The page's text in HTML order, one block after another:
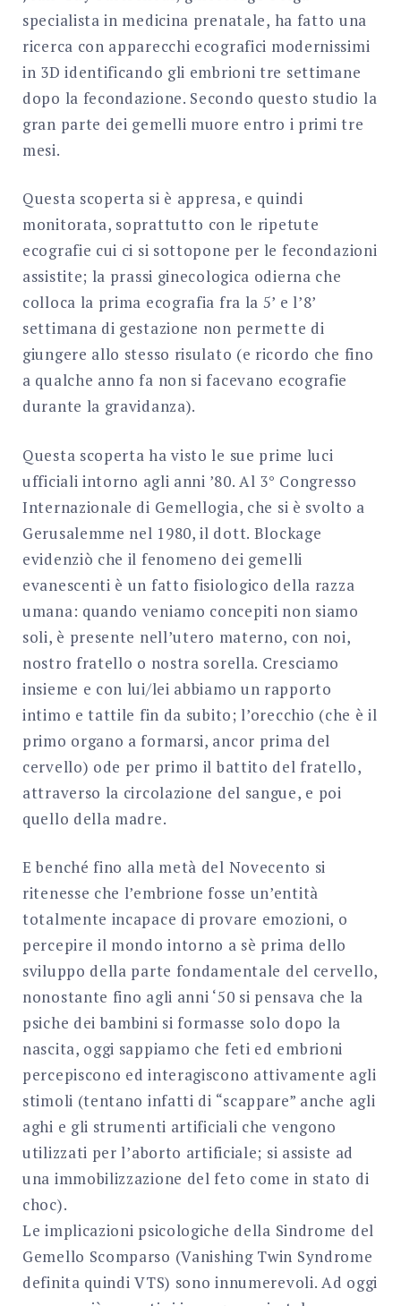
specialista in medicina prenatale, ha fatto una
ricerca con apparecchi ecografici modernissimi
in 3D identificando gli embrioni tre settimane
dopo la fecondazione. Secondo questo studio la
gran parte dei gemelli muore entro i primi tre
mesi.
Questa scoperta si è appresa, e quindi
monitorata, soprattutto con le ripetute
ecografie cui ci si sottopone per le fecondazioni
assistite; la prassi ginecologica odierna che
colloca la prima ecografia fra la 5’ e l’8’
settimana di gestazione non permette di
giungere allo stesso risulato (e ricordo che fino
a qualche anno fa non si facevano ecografie
durante la gravidanza).
Questa scoperta ha visto le sue prime luci
ufficiali intorno agli anni ’80. Al 3° Congresso
Internazionale di Gemellogia, che si è svolto a
Gerusalemme nel 1980, il dott. Blockage
evidenziò che il fenomeno dei gemelli
evanescenti è un fatto fisiologico della razza
umana: quando veniamo concepiti non siamo
soli, è presente nell’utero materno, con noi,
nostro fratello o nostra sorella. Cresciamo
insieme e con lui/lei abbiamo un rapporto
intimo e tattile fin da subito; l’orecchio (che è il
primo organo a formarsi, ancor prima del
cervello) ode per primo il battito del fratello,
attraverso la circolazione del sangue, e poi
quello della madre.
E benché fino alla metà del Novecento si
ritenesse che l’embrione fosse un’entità
totalmente incapace di provare emozioni, o
percepire il mondo intorno a sè prima dello
sviluppo della parte fondamentale del cervello,
nonostante fino agli anni ‘50 si pensava che la
psiche dei bambini si formasse solo dopo la
nascita, oggi sappiamo che feti ed embrioni
percepiscono ed interagiscono attivamente agli
stimoli (tentano infatti di “scappare” anche agli
aghi e gli strumenti artificiali che vengono
utilizzati per l’aborto artificiale; si assiste ad
una immobilizzazione del feto come in stato di
choc).
Le implicazioni psicologiche della Sindrome del
Gemello Scomparso (Vanishing Twin Syndrome
definita quindi VTS) sono innumerevoli. Ad oggi